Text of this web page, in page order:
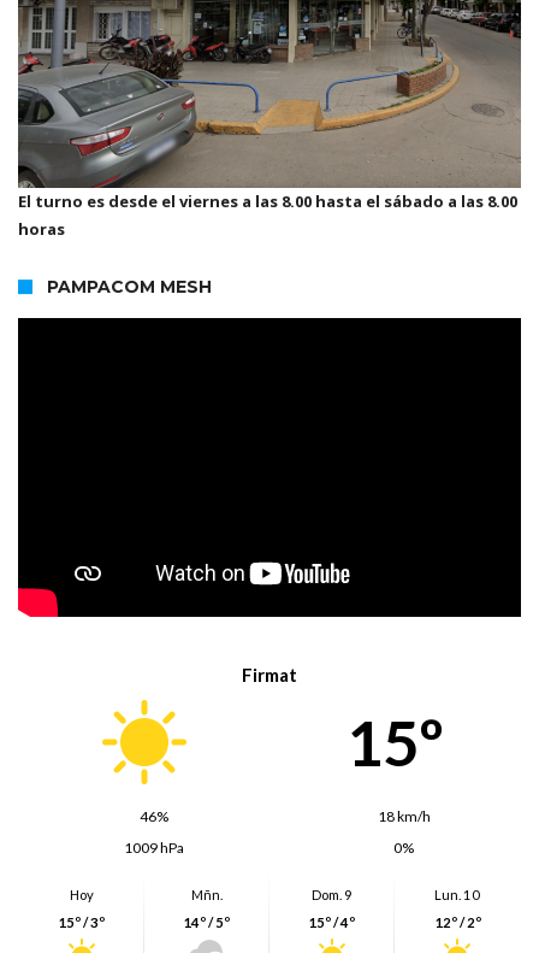
El turno es desde el viernes a las 8.00 hasta el sábado a las 8.00
horas
PAMPACOM MESH
Firmat
15º
46%
18 km/h
1009 hPa
0%
Hoy
15º / 3º
Mñn.
14º / 5º
Dom. 9
15º / 4º
Lun. 10
12º / 2º